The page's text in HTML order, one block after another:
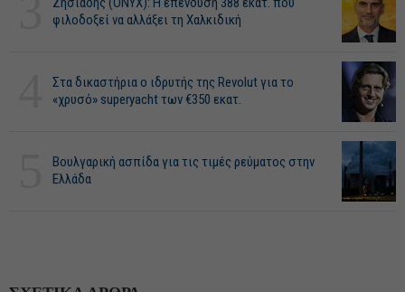
φιλοδοξεί να αλλάξει τη Χαλκιδική
Στα δικαστήρια ο ιδρυτής της Revolut για το
«χρυσό» superyacht των €350 εκατ.
Βουλγαρική ασπίδα για τις τιμές ρεύματος στην
Ελλάδα